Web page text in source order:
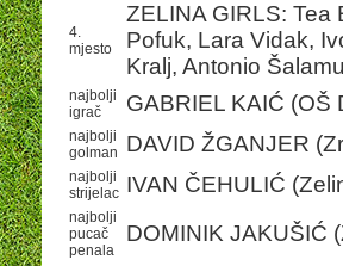
4.
mjesto
ZELINA GIRLS: Tea
Pofuk, Lara Vidak,
Kralj, Antonio
najbolji
igrač
GABRIEL KAIĆ (OŠ
najbolji
golman
DAVID ŽGANJER
najbolji
strijelac IVAN ČEHULIĆ
najbolji
pucač
penala
DOMINIK JAKUŠIĆ